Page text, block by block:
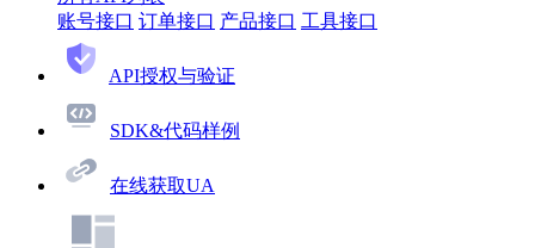
账号接口 订单接口 产品接口 工具接口
API授权与验证
SDK&代码样例
在线获取UA